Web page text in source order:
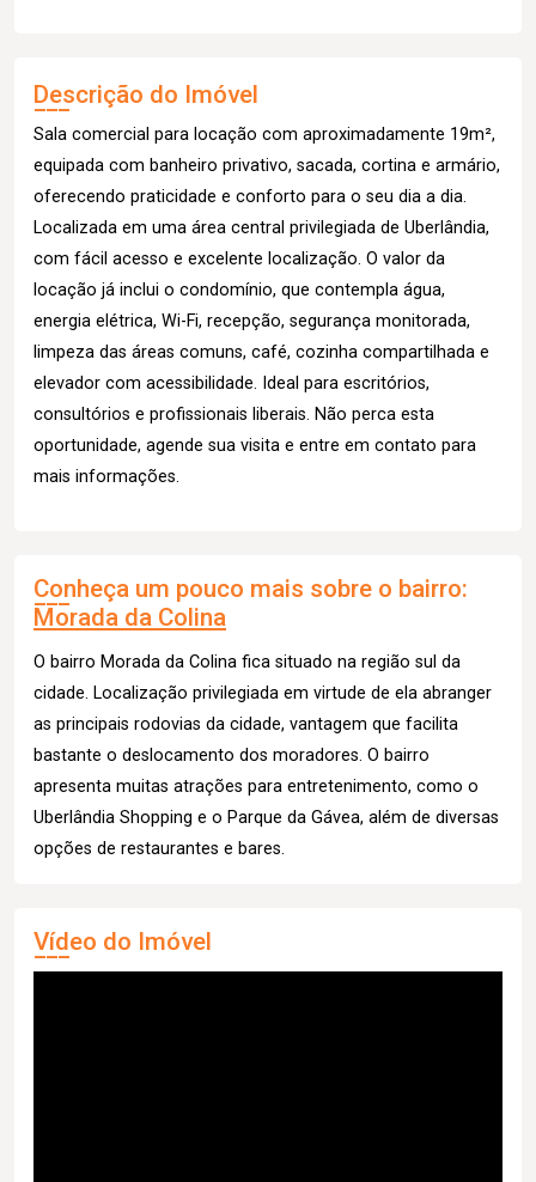
Descrição do Imóvel
Sala comercial para locação com aproximadamente 19m²,
equipada com banheiro privativo, sacada, cortina e armário,
oferecendo praticidade e conforto para o seu dia a dia.
Localizada em uma área central privilegiada de Uberlândia,
com fácil acesso e excelente localização. O valor da
locação já inclui o condomínio, que contempla água,
energia elétrica, Wi-Fi, recepção, segurança monitorada,
limpeza das áreas comuns, café, cozinha compartilhada e
elevador com acessibilidade. Ideal para escritórios,
consultórios e profissionais liberais. Não perca esta
oportunidade, agende sua visita e entre em contato para
mais informações.
Conheça um pouco mais sobre o bairro:
Morada da Colina
O bairro Morada da Colina fica situado na região sul da
cidade. Localização privilegiada em virtude de ela abranger
as principais rodovias da cidade, vantagem que facilita
bastante o deslocamento dos moradores. O bairro
apresenta muitas atrações para entretenimento, como o
Uberlândia Shopping e o Parque da Gávea, além de diversas
opções de restaurantes e bares.
Vídeo do Imóvel